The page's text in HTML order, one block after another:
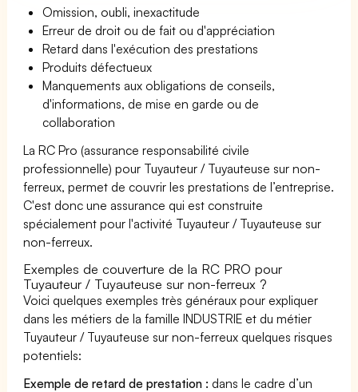
Omission, oubli, inexactitude
Erreur de droit ou de fait ou d'appréciation
Retard dans l'exécution des prestations
Produits défectueux
Manquements aux obligations de conseils,
d'informations, de mise en garde ou de
collaboration
La RC Pro (assurance responsabilité civile
professionnelle) pour Tuyauteur / Tuyauteuse sur non-
ferreux, permet de couvrir les prestations de l’entreprise.
C'est donc une assurance qui est construite
spécialement pour l'activité Tuyauteur / Tuyauteuse sur
non-ferreux.
Exemples de couverture de la RC PRO pour
Tuyauteur / Tuyauteuse sur non-ferreux ?
Voici quelques exemples très généraux pour expliquer
dans les métiers de la famille INDUSTRIE et du métier
Tuyauteur / Tuyauteuse sur non-ferreux quelques risques
potentiels:
Exemple de retard de prestation : dans le cadre d’un